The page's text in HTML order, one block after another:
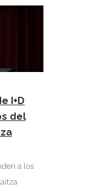
I+D
del
a los